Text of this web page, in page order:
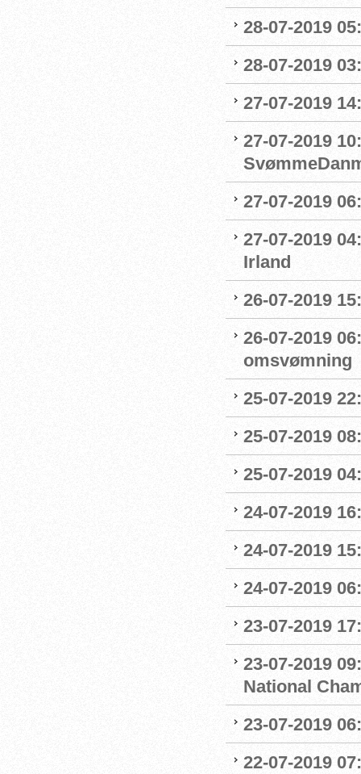
28-07-2019
28-07-2019
27-07-2019
27-07-2019
27-07-2019
27-07-2019
Irland
26-07-2019
26-07-2019
omsvømning
25-07-2019
25-07-2019
25-07-2019
24-07-2019
24-07-2019
24-07-2019
23-07-2019
23-07-2019
National
23-07-2019
22-07-2019